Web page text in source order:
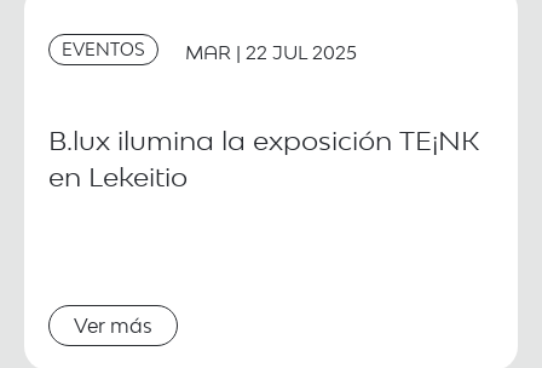
EVENTOS MAR | 22 JUL 2025
B.lux ilumina la exposición TE¡NK
en Lekeitio
Ver más